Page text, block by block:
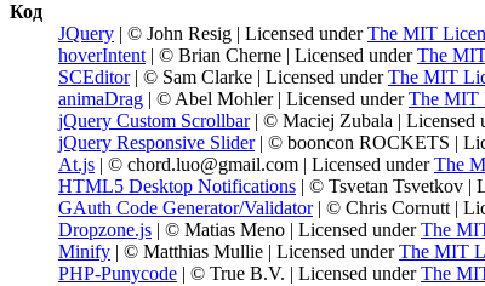
Код
JQuery | © John Resig | Licensed underThe MIT
hoverIntent | © Brian Cherne | Licensed underThe
SCEditor| © Sam Clarke | Licensed underThe MIT
animaDrag | © Abel Mohler | Licensed underThe MIT
jQuery Custom Scrollbar| © Maciej Zubala | Licensed
jQuery Responsive Slider| © booncon ROCKETS |
At.js | © chord.luo@gmail.com | Licensed underThe
HTML5 Desktop Notifications | © Tsvetan Tsvetkov |
GAuth Code Generator/Validator| © Chris Cornutt |
Dropzone.js | © Matias Meno | Licensed underThe
Minify | © Matthias Mullie | Licensed underThe MIT
PHP-Punycode | © True B.V. | Licensed underThe